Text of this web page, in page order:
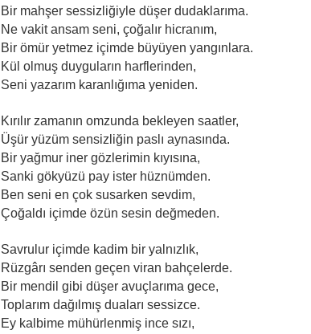
Bir mahşer sessizliğiyle düşer dudaklarıma.
Ne vakit ansam seni, çoğalır hicranım,
Bir ömür yetmez içimde büyüyen yangınlara.
Kül olmuş duyguların harflerinden,
Seni yazarım karanlığıma yeniden.
Kırılır zamanın omzunda bekleyen saatler,
Üşür yüzüm sensizliğin paslı aynasında.
Bir yağmur iner gözlerimin kıyısına,
Sanki gökyüzü pay ister hüznümden.
Ben seni en çok susarken sevdim,
Çoğaldı içimde özün sesin değmeden.
Savrulur içimde kadim bir yalnızlık,
Rüzgârı senden geçen viran bahçelerde.
Bir mendil gibi düşer avuçlarıma gece,
Toplarım dağılmış duaları sessizce.
Ey kalbime mühürlenmiş ince sızı,